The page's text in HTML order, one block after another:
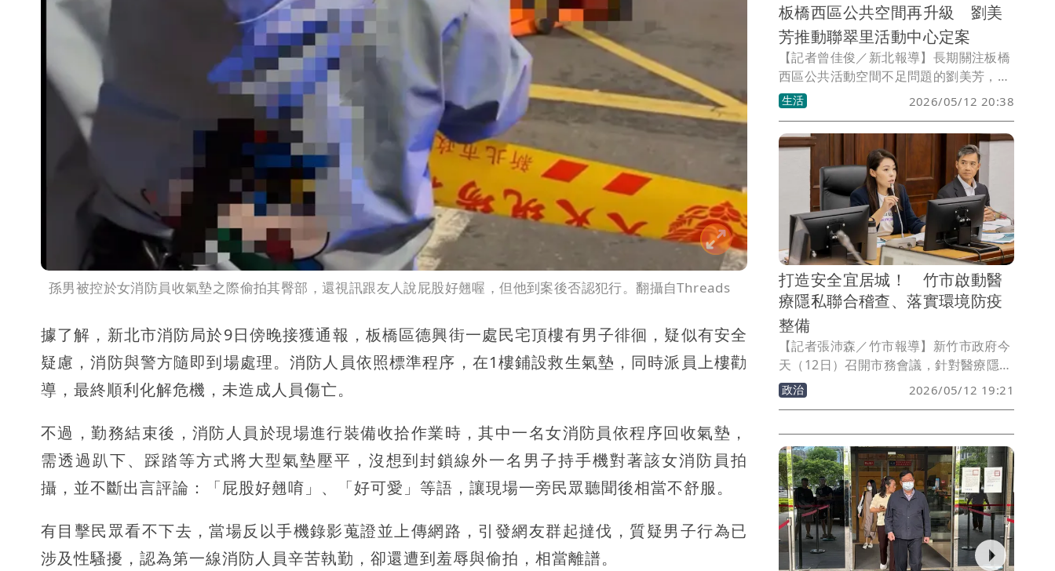
孫男被控於女消防員收氣墊之際偷拍其臀部，還視訊跟友人說屁股好翹喔，但他到案後否認犯行。翻攝自Threads
據了解，新北市消防局於9日傍晚接獲通報，板橋區德興街一處民宅頂樓有男子徘徊，疑似有安全
疑慮，消防與警方隨即到場處理。消防人員依照標準程序，在1樓鋪設救生氣墊，同時派員上樓勸
導，最終順利化解危機，未造成人員傷亡。
不過，勤務結束後，消防人員於現場進行裝備收拾作業時，其中一名女消防員依程序回收氣墊，
需透過趴下、踩踏等方式將大型氣墊壓平，沒想到封鎖線外一名男子持手機對著該女消防員拍
攝，並不斷出言評論：「屁股好翹唷」、「好可愛」等語，讓現場一旁民眾聽聞後相當不舒服。
有目擊民眾看不下去，當場反以手機錄影蒐證並上傳網路，引發網友群起撻伐，質疑男子行為已
涉及性騷擾，認為第一線消防人員辛苦執勤，卻還遭到羞辱與偷拍，相當離譜。
板橋西區公共空間再升級 劉美
芳推動聯翠里活動中心定案
【記者曾佳俊／新北報導】長期關注板橋
西區公共活動空間不足問題的劉美芳，今
（12）日出席聯翠里活動中心興建公聽
會，宣布未來將活化民生路三段橋下空
間，規劃設置活動中心與銀髮休憩場域，
提供地方長輩及居民更完善、安全的聚會
與交流空間。
生活 2026/05/12 20:38
打造安全宜居城！ 竹市啟動醫
療隱私聯合稽查、落實環境防疫
整備
【記者張沛森／竹市報導】新竹市政府今
天（12日）召開市務會議，針對醫療隱私
安全聯合稽查、鼠類預防治整備及消費金
政策成果等議題進行專案報告，高虹安市
防疫等多元挑戰，市府將持續強化跨局處
協作與制度精進，提升整體治理效能與市
民生活安全。
政治 2026/05/12 19:21